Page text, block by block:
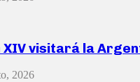
XIV visitará la
2026